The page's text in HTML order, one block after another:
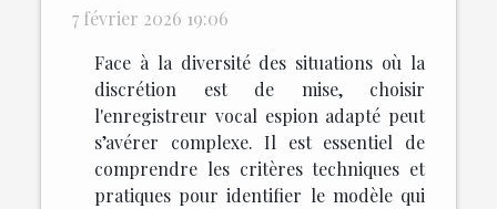
7 février 2026 19:06
Face à la diversité des situations où la
discrétion est de mise, choisir
l'enregistreur vocal espion adapté peut
s’avérer complexe. Il est essentiel de
comprendre les critères techniques et
pratiques pour identifier le modèle qui